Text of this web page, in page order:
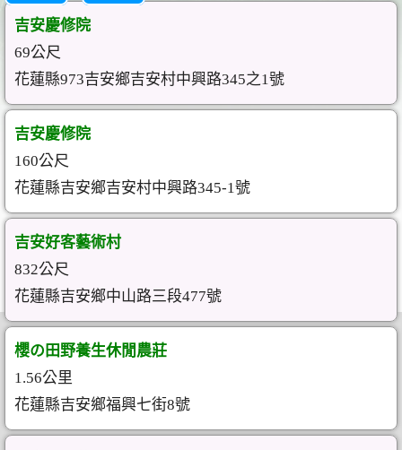
吉安慶修院
69公尺
花蓮縣973吉安鄉吉安村中興路345之1號
吉安慶修院
160公尺
花蓮縣吉安鄉吉安村中興路345-1號
吉安好客藝術村
832公尺
花蓮縣吉安鄉中山路三段477號
櫻の田野養生休閒農莊
1.56公里
花蓮縣吉安鄉福興七街8號